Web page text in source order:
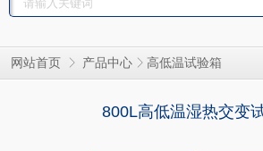
网站首页 产品中心 高低温试验箱
800L高低温湿热交变